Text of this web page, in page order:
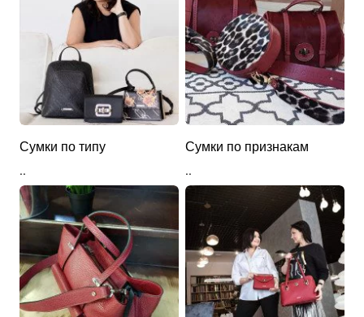
Сумки по типу
..
Сумки по признакам
..